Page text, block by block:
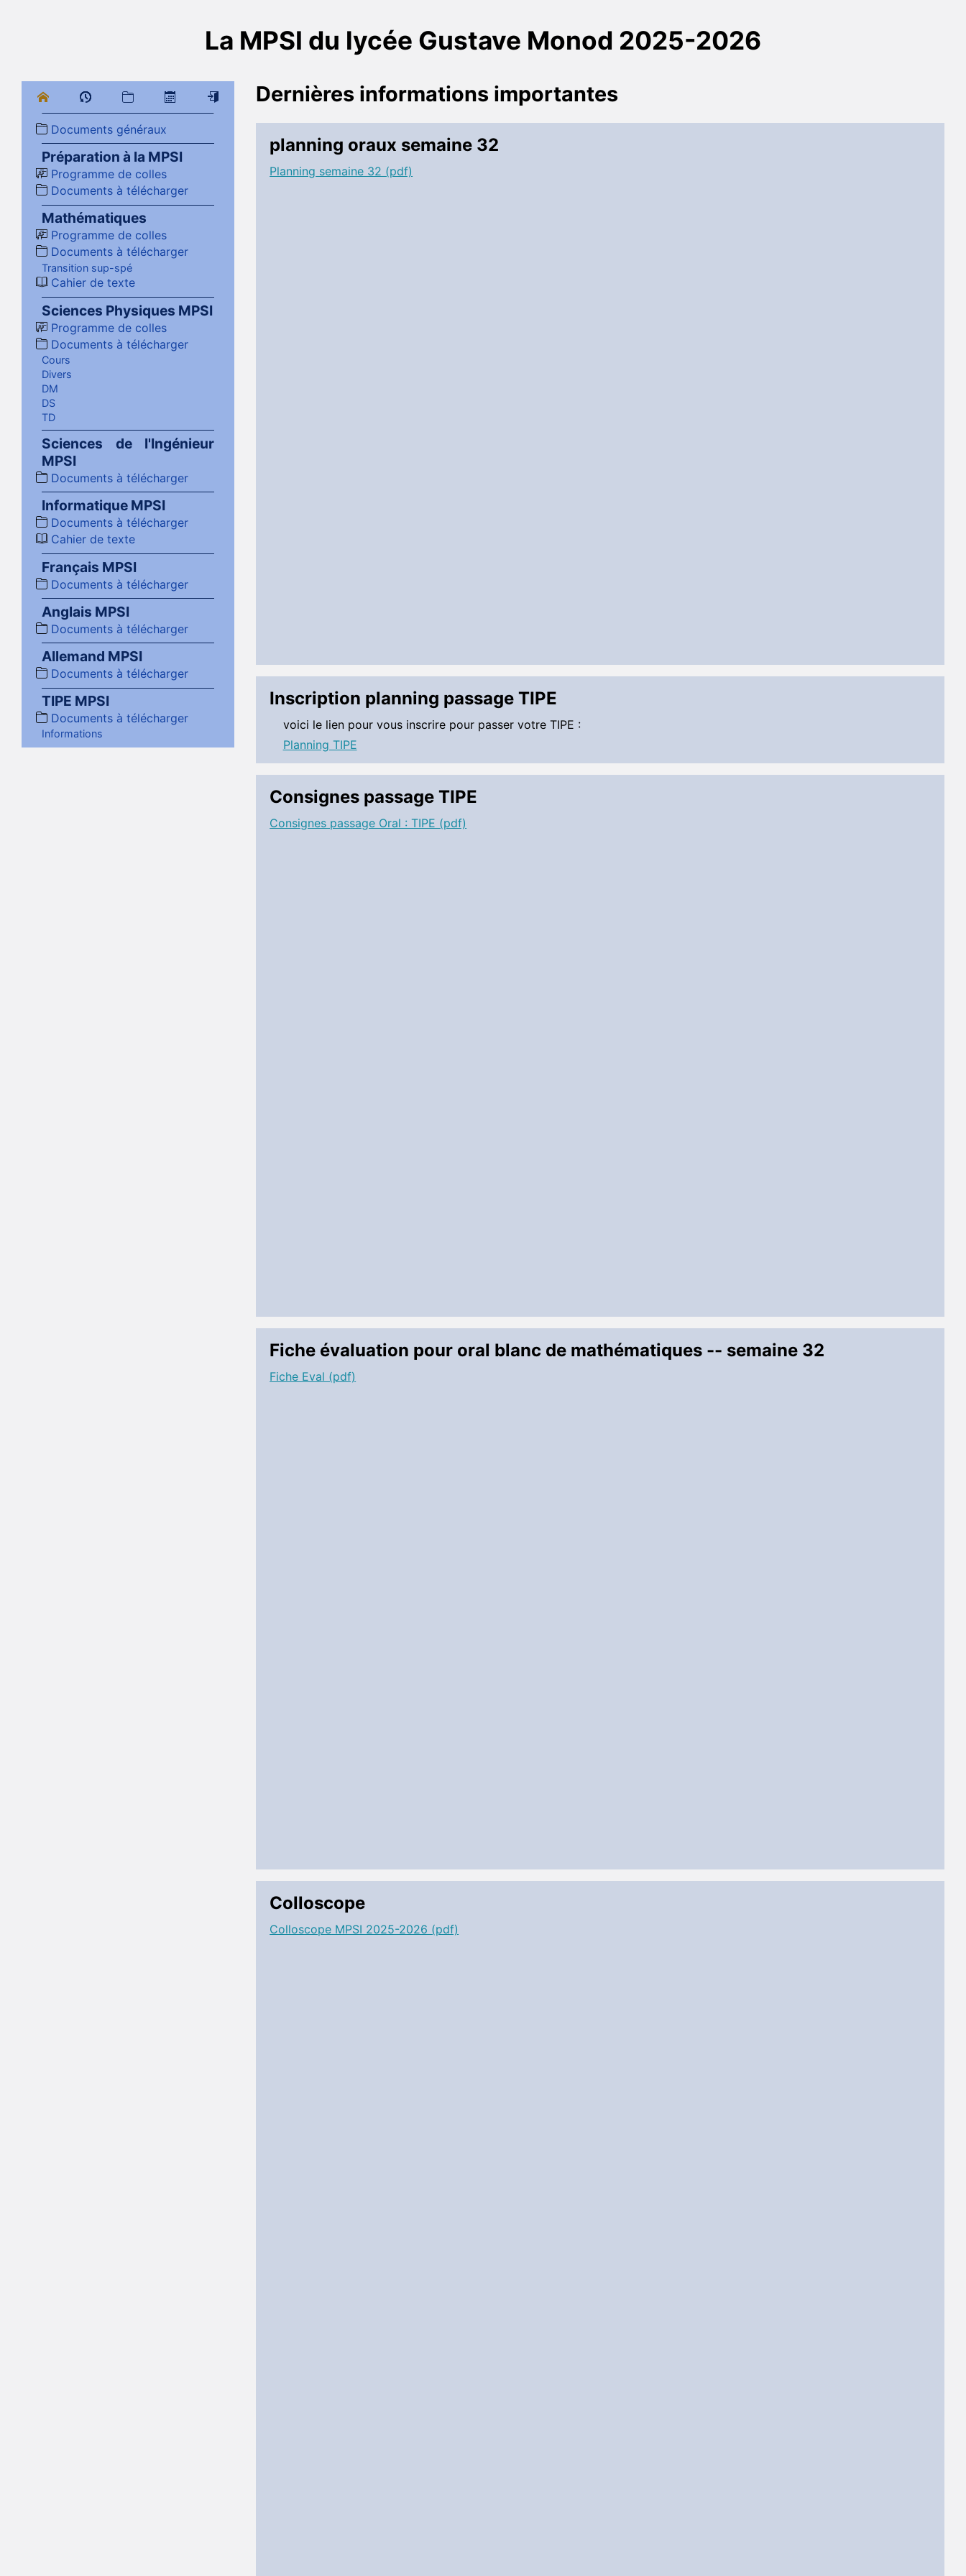
La MPSI du lycée Gustave Monod 2025-2026
Documents généraux
Préparation à la MPSI
Programme de colles
Documents à télécharger
Mathématiques
Programme de colles
Documents à télécharger
Transition sup-spé
Cahier de texte
Sciences Physiques MPSI
Programme de colles
Documents à télécharger
Cours
Divers
DM
DS
TD
Sciences de l'Ingénieur
MPSI
Documents à télécharger
Informatique MPSI
Documents à télécharger
Cahier de texte
Français MPSI
Documents à télécharger
Anglais MPSI
Documents à télécharger
Allemand MPSI
Documents à télécharger
TIPE MPSI
Documents à télécharger
Informations
Dernières informations importantes
planning oraux semaine 32
Planning semaine 32 (pdf)
Inscription planning passage TIPE
voici le lien pour vous inscrire pour passer votre TIPE :
Planning TIPE
Consignes passage TIPE
Consignes passage Oral : TIPE (pdf)
Fiche évaluation pour oral blanc de mathématiques -- semaine 32
Fiche Eval (pdf)
Colloscope
Colloscope MPSI 2025-2026 (pdf)